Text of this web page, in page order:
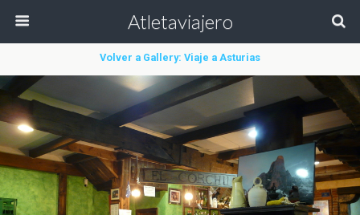
Atletaviajero
Volver a Gallery: Viaje a Asturias